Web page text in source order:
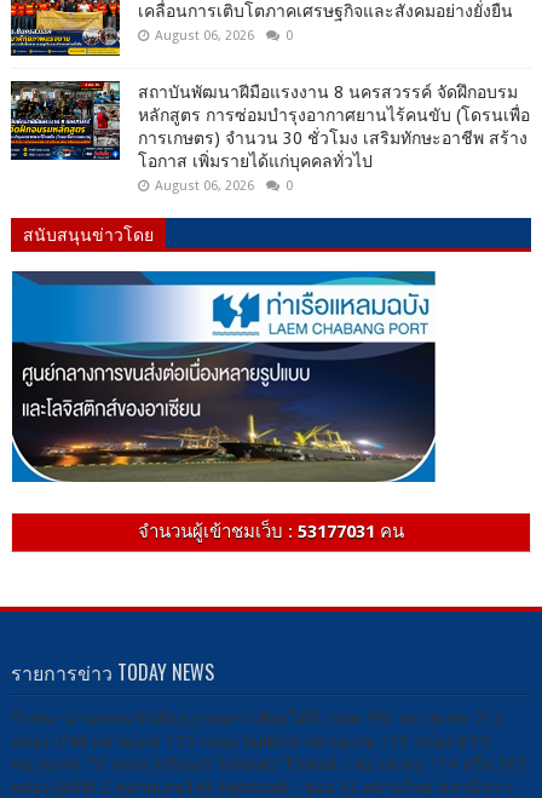
เคลื่อนการเติบโตภาคเศรษฐกิจและสังคมอย่างยั่งยืน
August 06, 2026 0
สถาบันพัฒนาฝีมือแรงงาน 8 นครสวรรค์ จัดฝึกอบรม
หลักสูตร การซ่อมบำรุงอากาศยานไร้คนขับ (โดรนเพื่อ
การเกษตร) จำนวน 30 ชั่วโมง เสริมทักษะอาชีพ สร้าง
โอกาส เพิ่มรายได้แก่บุคคลทั่วไป
August 06, 2026 0
สนับสนุนข่าวโดย
จำนวนผู้เข้าชมเว็บ : 53177031 คน
รายการข่าว TODAY NEWS
รับชม -ผ่านกล่องรับสัญญาณดาวเทียมได้ที่ กล่อง PSI หมายเลข 212
กล่อง IPM หมายเลข 115 กล่อง Sunbox หมายเลข 113 กล่อง DTV
หมายเลข 79 กล่อง Infosat/ Ideasat/ Thaisat / หมายเลข 114 หรือ 167
กล่อง GMM Z หมายเลข141 Facebook : ช่อง 13 สยามไทย สถานีข่าว